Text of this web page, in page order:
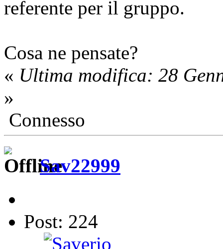
referente per il gruppo.
Cosa ne pensate?
« Ultima modifica: 28
»
Connesso
Sav22999
Post: 224